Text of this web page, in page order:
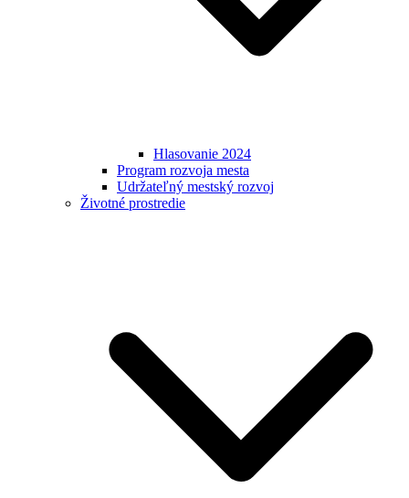
Hlasovanie 2024
Program rozvoja mesta
Udržateľný mestský rozvoj
Životné prostredie